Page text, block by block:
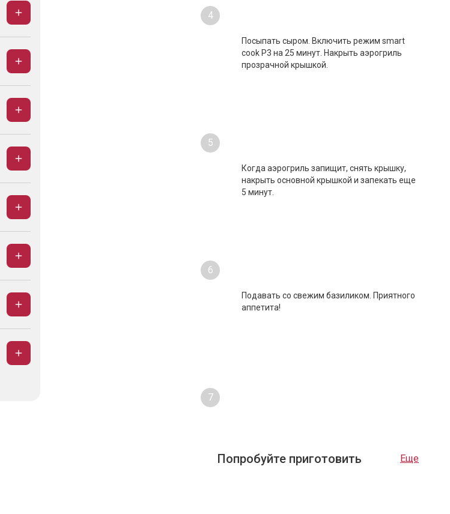
4
5
Посыпать сыром. Включить режим smart
cook P3 на 25 минут. Накрыть аэрогриль
прозрачной крышкой.
6
Когда аэрогриль запищит, снять крышку,
накрыть основной крышкой и запекать еще
5 минут.
7
Подавать со свежим базиликом. Приятного
аппетита!
Попробуйте приготовить Еще